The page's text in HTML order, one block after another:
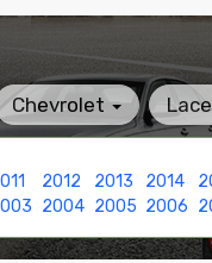
2012 2013 2014
2004 2005 2006
Chevrolet